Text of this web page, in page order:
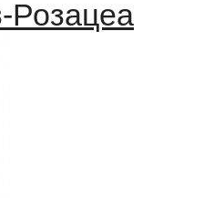
Розацеа